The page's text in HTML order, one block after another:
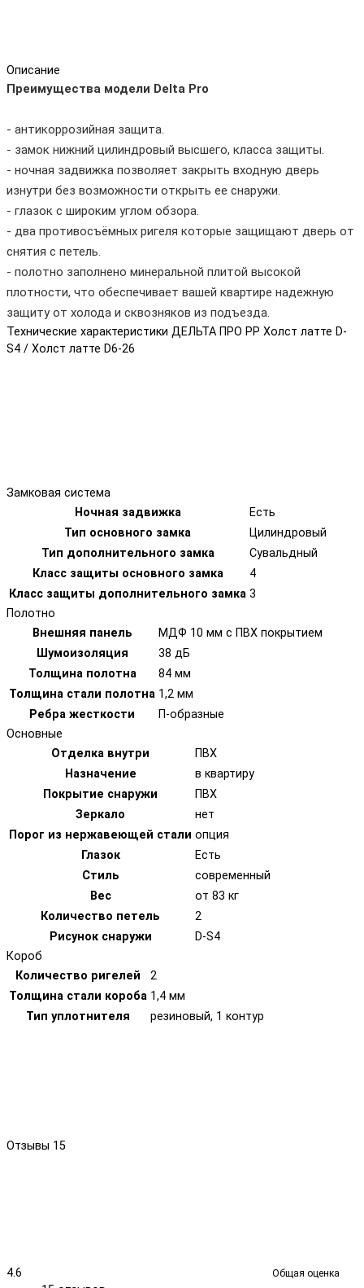
Описание
Преимущества модели Delta Pro
- антикоррозийная защита.
- замок нижний цилиндровый высшего, класса защиты.
- ночная задвижка позволяет закрыть входную дверь
изнутри без возможности открыть ее снаружи.
- глазок с широким углом обзора.
- два противосъёмных ригеля которые защищают дверь от
снятия с петель.
- полотно заполнено минеральной плитой высокой
плотности, что обеспечивает вашей квартире надежную
защиту от холода и сквозняков из подъезда.
Технические характеристики ДЕЛЬТА ПРО PP Холст латте D-
S4 / Холст латте D6-26
Замковая система
Ночная задвижка
Есть
Тип основного замка
Цилиндровый
Тип дополнительного замка
Сувальдный
Класс защиты основного замка
4
Класс защиты дополнительного замка 3
Полотно
Внешняя панель
МДФ 10 мм с ПВХ покрытием
Шумоизоляция
38 дБ
Толщина полотна
84 мм
Толщина стали полотна 1,2 мм
Ребра жесткости
П-образные
Основные
Отделка внутри
ПВХ
Назначение
в квартиру
Покрытие снаружи
ПВХ
Зеркало
нет
Порог из нержавеющей стали опция
Глазок
Есть
Стиль
современный
Вес
от 83 кг
Количество петель
2
Рисунок снаружи
D-S4
Короб
Количество ригелей
2
Толщина стали короба 1,4 мм
Тип уплотнителя
резиновый, 1 контур
Отзывы 15
4.6
Общая оценка